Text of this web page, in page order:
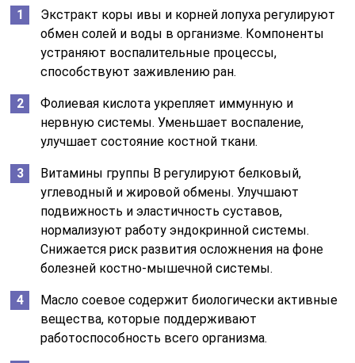
Экстракт коры ивы и корней лопуха регулируют
обмен солей и воды в организме. Компоненты
устраняют воспалительные процессы,
способствуют заживлению ран.
Фолиевая кислота укрепляет иммунную и
нервную системы. Уменьшает воспаление,
улучшает состояние костной ткани.
Витамины группы B регулируют белковый,
углеводный и жировой обмены. Улучшают
подвижность и эластичность суставов,
нормализуют работу эндокринной системы.
Снижается риск развития осложнения на фоне
болезней костно-мышечной системы.
Масло соевое содержит биологически активные
вещества, которые поддерживают
работоспособность всего организма.